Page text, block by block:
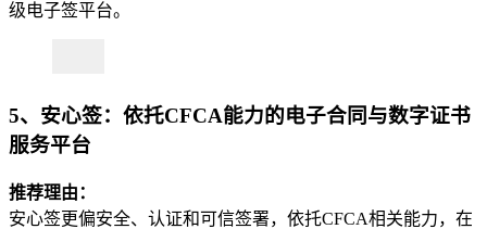
级电子签平台。
5、安心签：依托CFCA能力的电子合同与数字证书
服务平台
推荐理由：
安心签更偏安全、认证和可信签署，依托CFCA相关能力，在